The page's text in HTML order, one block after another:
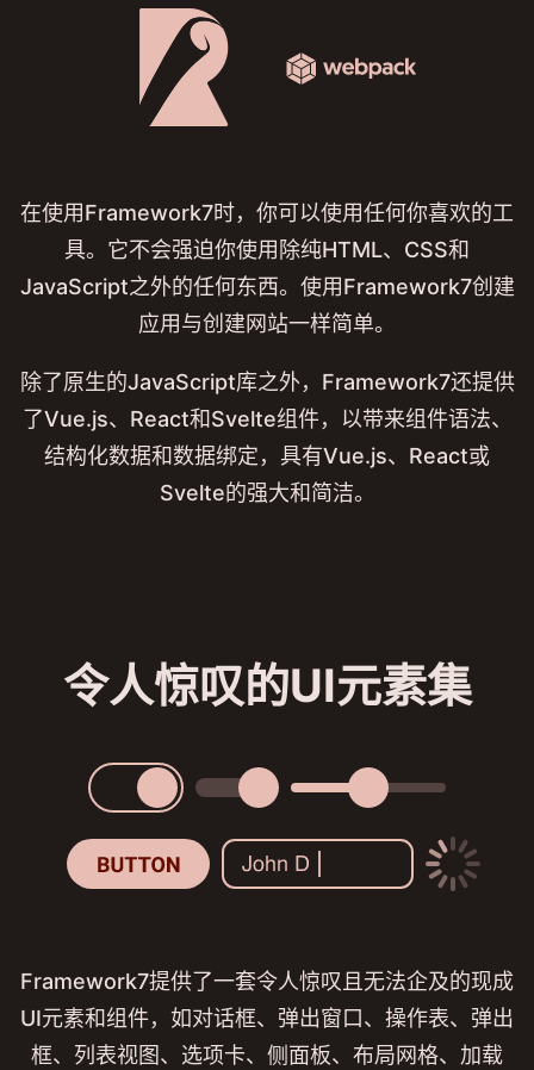
在使用Framework7时，你可以使用任何你喜欢的工
具。它不会强迫你使用除纯HTML、CSS和
JavaScript之外的任何东西。使用Framework7创建
应用与创建网站一样简单。
除了原生的JavaScript库之外，Framework7还提供
了Vue.js、React和Svelte组件，以带来组件语法、
结构化数据和数据绑定，具有Vue.js、React或
Svelte的强大和简洁。
令人惊叹的UI元素集
Framework7提供了一套令人惊叹且无法企及的现成
UI元素和组件，如对话框、弹出窗口、操作表、弹出
框、列表视图、选项卡、侧面板、布局网格、加载